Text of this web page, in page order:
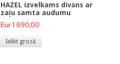
HAZEL izvelkams dīvāns ar
zaļu samta audumu
Eur 1 690,00
Ielikt grozā